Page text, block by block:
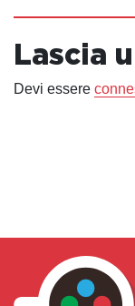
Lascia
Devi essere